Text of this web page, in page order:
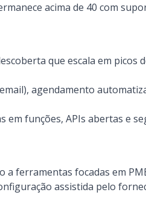
acima de 40 com
que escala em picos
agendamento
em funções, APIs abertas e
a ferramentas focadas em
assistida pelo